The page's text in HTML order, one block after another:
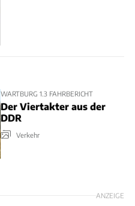
WARTBURG 1.3 FAHRBERICHT
Der Viertakter aus der
DDR
Verkehr
ANZEIGE